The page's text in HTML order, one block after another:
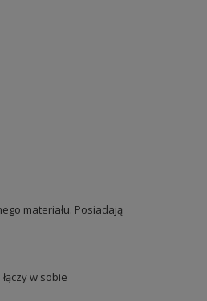
materiału. Posiadają
w sobie